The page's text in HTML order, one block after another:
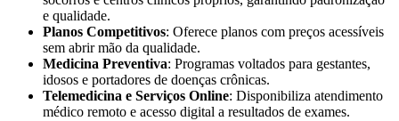
e qualidade.
Planos Competitivos: Oferece planos com preços acessíveis
sem abrir mão da qualidade.
Medicina Preventiva: Programas voltados para gestantes,
idosos e portadores de doenças crônicas.
Telemedicina e Serviços Online: Disponibiliza atendimento
médico remoto e acesso digital a resultados de exames.